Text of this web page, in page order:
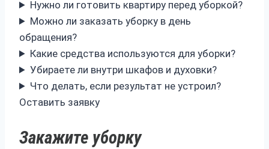
Нужно ли готовить квартиру перед уборкой?
Можно ли заказать уборку в день
обращения?
Какие средства используются для уборки?
Убираете ли внутри шкафов и духовки?
Что делать, если результат не устроил?
Оставить заявку
Закажите уборку